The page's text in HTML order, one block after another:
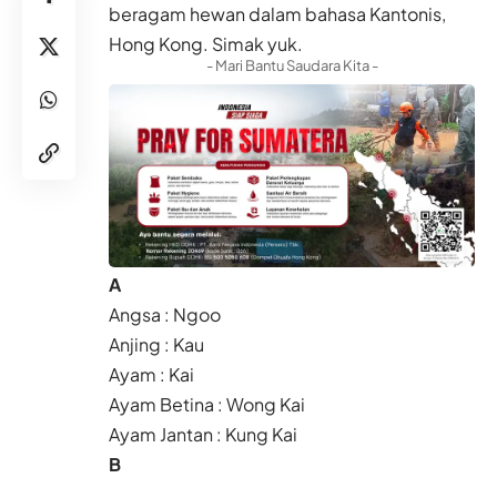
beragam hewandalam bahasa Kantonis,
Hong Kong. Simak yuk.
- Mari Bantu Saudara Kita -
A
Angsa : Ngoo
Anjing : Kau
Ayam : Kai
Ayam Betina : Wong Kai
Ayam Jantan : Kung Kai
B